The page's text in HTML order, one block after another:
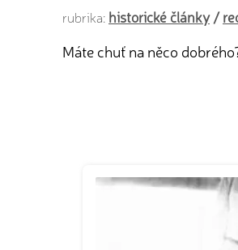
rubrika: historické články/
Máte chuť na něco